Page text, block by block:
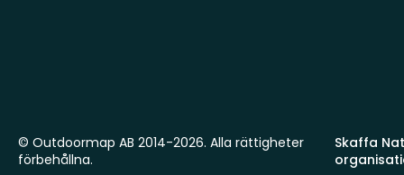
Skaffa
© Outdoormap AB 2014-2026. Alla rättigheter
förbehållna.